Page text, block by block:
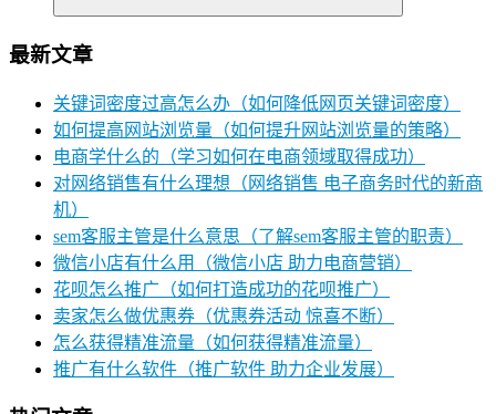
最新文章
关键词密度过高怎么办（如何降低网页关键词密度）
如何提高网站浏览量（如何提升网站浏览量的策略）
电商学什么的（学习如何在电商领域取得成功）
对网络销售有什么理想（网络销售 电子商务时代的新商
机）
sem客服主管是什么意思（了解sem客服主管的职责）
微信小店有什么用（微信小店 助力电商营销）
花呗怎么推广（如何打造成功的花呗推广）
卖家怎么做优惠券（优惠券活动 惊喜不断）
怎么获得精准流量（如何获得精准流量）
推广有什么软件（推广软件 助力企业发展）